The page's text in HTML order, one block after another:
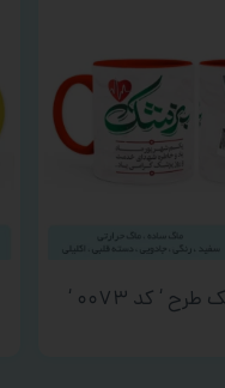
‘ کد ۰۰۷۳ ‘